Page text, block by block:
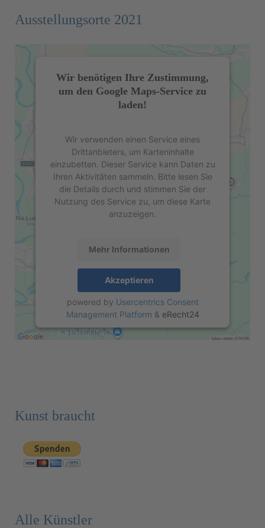
Ausstellungsorte 2021
Wir benötigen Ihre Zustimmung,
um den Google Maps-Service zu
laden!
Wir verwenden einen Service eines
Drittanbieters, um Karteninhalte
einzubetten. Dieser Service kann Daten zu
Ihren Aktivitäten sammeln. Bitte lesen Sie
die Details durch und stimmen Sie der
Nutzung des Service zu, um diese Karte
anzuzeigen.
Mehr Informationen
Akzeptieren
powered by Usercentrics Consent
Management Platform & eRecht24
Kunst braucht
Alle Künstler